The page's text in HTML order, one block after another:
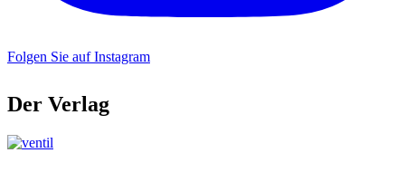
Folgen Sie auf Instagram
Der Verlag